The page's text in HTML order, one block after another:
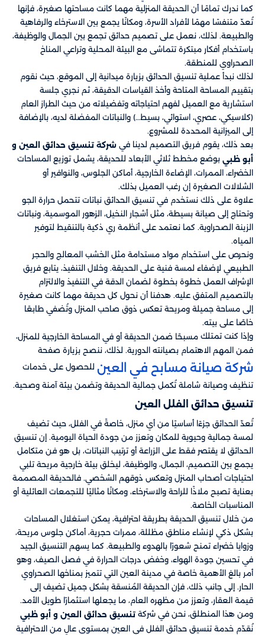
كما ندرك تمامًا أن الحديقة المنزلية مهما كانت مساحتها صغيرة، فإنها
تُعدّ متنفسًا مهمًا لأفراد الأسرة، ومكانًا يجمع بين الاسترخاء والرفاهية
والطبيعة. لذلك، نعمل على تصميم حدائق تجمع بين الجمال والوظيفة،
باستخدام أفكار مبتكرة تتماشى مع البيئة المحلية وتراعي المناخ
الصحراوي للمنطقة.
لذلك نبدأ عملية تنسيق الحدائق بزيارة ميدانية إلى الموقع، حيث نقوم
بتقييم المساحة المتاحة وأخذ القياسات الدقيقة، ثم نجري جلسة
استشارية مع العميل لفهم احتياجاته وتفضيلاته من حيث الطراز العام
(كلاسيكي، عصري، استوائي، بسيط…) والنباتات المفضلة لديه، بالإضافة
إلى الميزانية المحددة للمشروع.
بعد ذلك، يقوم فريق التصميم لدينا في شركة تنسيق حدائق العين و
أبو ظبي​ ​ بوضع مخطط ثلاثي الأبعاد للحديقة، يشمل توزيع المساحات
الخضراء، الممرات، الإضاءة الخارجية، أماكن الجلوس، والنوافير أو
الشلالات الصغيرة إن رغب العميل بذلك.
علاوة على ذلك نستخدم في تنسيق الحدائق نباتات تتحمل حرارة الجو
وتحتاج إلى صيانة بسيطة، مثل أشجار النخيل، الزهور الموسمية، ونباتات
الزينة الصحراوية. كما نعتمد على أنظمة ري ذكية بالتنقيط لتوفير
المياه.
ونحرص على استخدام مواد مستدامة مثل الخشب المعالج والحجر
الطبيعي لإضفاء لمسة فنية على الحديقة. وخلال التنفيذ، يتابع فريق
الإشراف العمل خطوة بخطوة لضمان الدقة في التنفيذ والالتزام
بالتصميم المتفق عليه. هدفنا أن نحول كل حديقة مهما كانت صغيرة
إلى مساحة جميلة ومريحة تعكس ذوق صاحب المنزل وتُضفي طابعًا
خاصًا على بيته.
وإذا كنت تمتلك مسبحًا ضمن الحديقة أو في المساحة الخارجية للمنزل،
فمن المهم الاهتمام بصيانته الدورية. لذلك، ننصح بزيارة صفحة
شركة صيانة مسابح في العين للحصول على خدمات
تنظيف وصيانة شاملة تُكمل جمالية الحديقة وتضمن بيئة آمنة وصحية.
تنسيق حدائق الفلل العين
تُعدّ الحدائق جزءًا أساسيًا من أي منزل، خاصةً في الفلل، حيث تضيف
لمسة جمالية وحيوية للمكان وتعزز من جودة الحياة اليومية. إن تنسيق
الحدائق لا يقتصر فقط على الزراعة أو ترتيب النباتات، بل هو فن متكامل
يجمع بين التصميم، الجمال، والوظيفة، ليخلق بيئة خارجية مريحة تلبي
احتياجات أصحاب المنزل وتعكس ذوقهم الشخصي. فالحديقة المصممة
بعناية تصبح ملاذًا للراحة والاسترخاء، ومكانًا مثاليًا للتجمعات العائلية أو
المناسبات الخاصة.
من خلال تنسيق الحديقة بطريقة احترافية، يمكن استغلال المساحات
بشكل ذكي لإنشاء مناطق مظللة، ممرات حجرية، أماكن جلوس مريحة،
وزوايا خضراء تمنح شعورًا بالهدوء والطبيعة. كما يسهم التنسيق الجيد
في تحسين جودة الهواء، وخفض درجات الحرارة في فصل الصيف، وهو
أمر بالغ الأهمية خاصة في مدينة العين التي تتميز بمناخها الصحراوي
الحار. إلى جانب ذلك، فإن الحديقة المُنسقة بشكل جميل تضيف إلى
قيمة العقار، وتعزز من مظهره العام، ما يجعلها استثمارًا طويل الأمد.
ومن هذا المنطلق، نحن في شركة تنسيق حدائق العين و أبو ظبي
نُقدّم خدمة تنسيق حدائق الفلل في العين بمستوى عالٍ من الاحترافية